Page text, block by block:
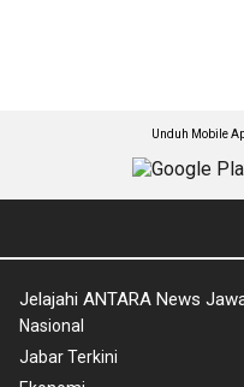
Unduh Mobile
Jelajahi ANTARA News
Nasional
Jabar Terkini